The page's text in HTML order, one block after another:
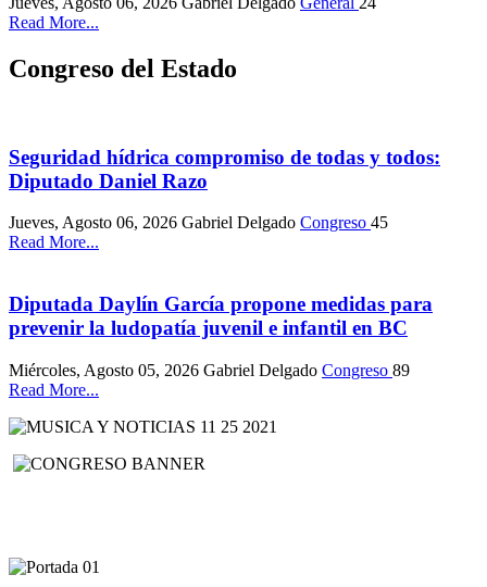
Read More...
Congreso del Estado
Seguridad hídrica compromiso de todas y todos:
Diputado Daniel Razo
Jueves, Agosto 06, 2026 Gabriel Delgado Congreso 45
Read More...
Diputada Daylín García propone medidas para
prevenir la ludopatía juvenil e infantil en BC
Miércoles, Agosto 05, 2026 Gabriel Delgado Congreso 89
Read More...